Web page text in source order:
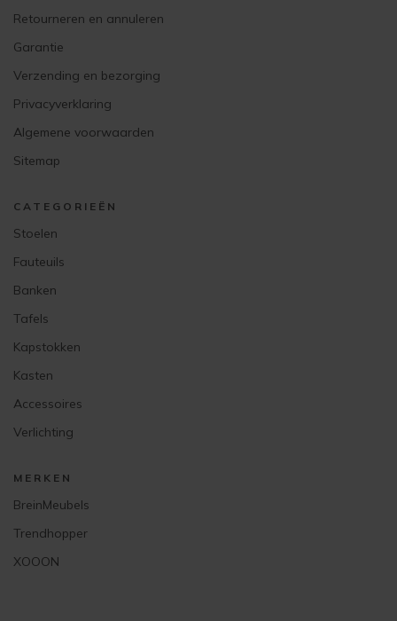
Retourneren en annuleren
Garantie
Verzending en bezorging
Privacyverklaring
Algemene voorwaarden
Sitemap
CATEGORIEËN
Stoelen
Fauteuils
Banken
Tafels
Kapstokken
Kasten
Accessoires
Verlichting
MERKEN
BreinMeubels
Trendhopper
XOOON